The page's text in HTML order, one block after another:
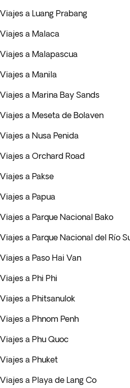
Viajes a Luang Prabang
Viajes a Malaca
Viajes a Malapascua
Viajes a Manila
Viajes a Marina Bay Sands
Viajes a Meseta de Bolaven
Viajes a Nusa Penida
Viajes a Orchard Road
Viajes a Pakse
Viajes a Papua
Viajes a Parque Nacional Bako
Viajes a Parque Nacional del Río
Viajes a Paso Hai Van
Viajes a Phi Phi
Viajes a Phitsanulok
Viajes a Phnom Penh
Viajes a Phu Quoc
Viajes a Phuket
Viajes a Playa de Lang Co